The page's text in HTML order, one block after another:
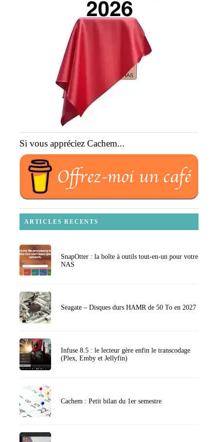
Si vous appréciez Cachem...
ARTICLES RECENTS
SnapOtter : la boîte à outils tout-en-un pour votre
NAS
Seagate – Disques durs HAMR de 50 To en 2027
Infuse 8.5 : le lecteur gère enfin le transcodage
(Plex, Emby et Jellyfin)
Cachem : Petit bilan du 1er semestre